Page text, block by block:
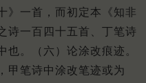
》一首，而初定本《知非
诗一百四十五首、丁笔诗
也。（六）论涂改痕迹。
甲笔诗中涂改笔迹或为